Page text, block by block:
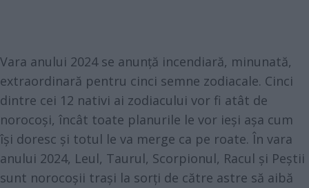
Vara anului 2024 se anunță incendiară, minunată,
extraordinară pentru cinci semne zodiacale. Cinci
dintre cei 12 nativi ai zodiacului vor fi atât de
norocoși, încât toate planurile le vor ieși așa cum
își doresc și totul le va merge ca pe roate. În vara
anului 2024, Leul, Taurul, Scorpionul, Racul și Peștii
sunt norocoșii trași la sorți de către astre să aibă